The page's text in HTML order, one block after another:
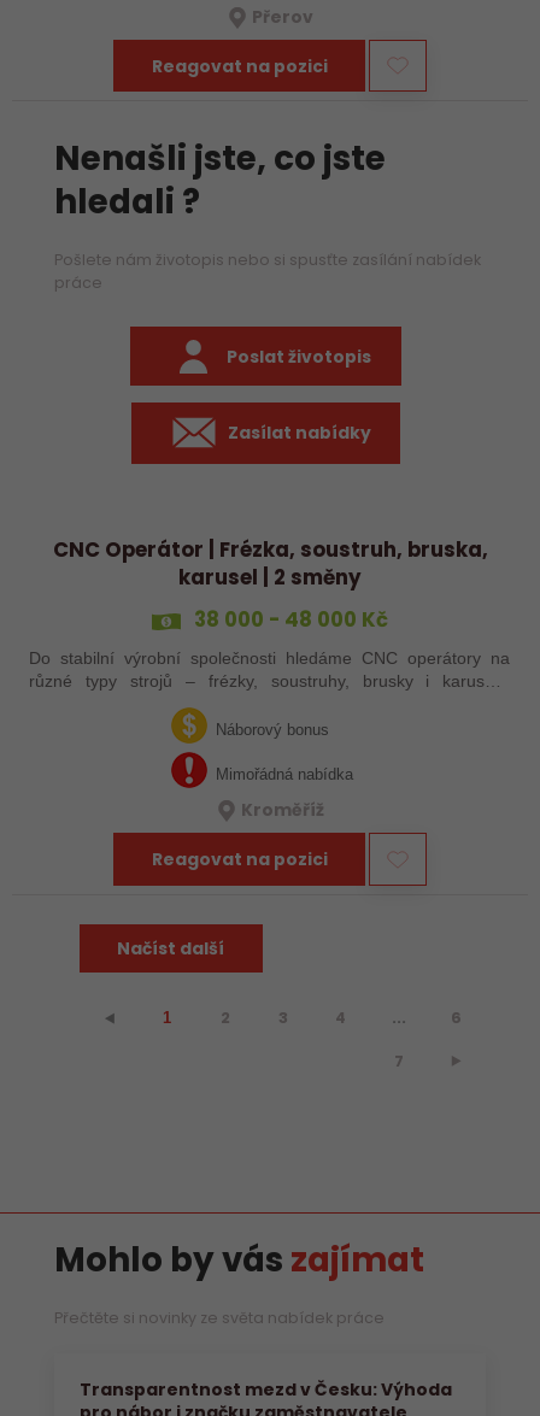
Přerov
Reagovat na pozici
Nenašli jste, co jste
hledali ?
Pošlete nám životopis nebo si spusťte zasílání nabídek
práce
Poslat životopis
Zasílat nabídky
CNC Operátor | Frézka, soustruh, bruska,
karusel | 2 směny
38 000 - 48 000 Kč
Do stabilní výrobní společnosti hledáme CNC operátory na
různé typy strojů – frézky, soustruhy, brusky i karusely.
Uplatnění u nás najdou zkušení obráběči i absolventi
technických oborů, kteří se…Náborový bonus
Mimořádná nabídka
Kroměříž
Reagovat na pozici
Načíst další
⯇ 1 2 3 4 ... 6
7 ⯈
Mohlo by vás zajímat
Přečtěte si novinky ze světa nabídek práce
Transparentnost mezd v Česku: Výhoda